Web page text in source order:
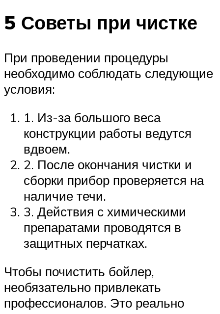
5 Советы при чистке
При проведении процедуры
необходимо соблюдать следующие
условия:
1. Из-за большого веса
конструкции работы ведутся
вдвоем.
2. После окончания чистки и
сборки прибор проверяется на
наличие течи.
3. Действия с химическими
препаратами проводятся в
защитных перчатках.
Чтобы почистить бойлер,
необязательно привлекать
профессионалов. Это реально